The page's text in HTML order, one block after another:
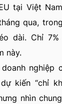
tại Việt
qua,
dài. Chỉ
này.
nghiệp
kiến “chỉ
nhìn